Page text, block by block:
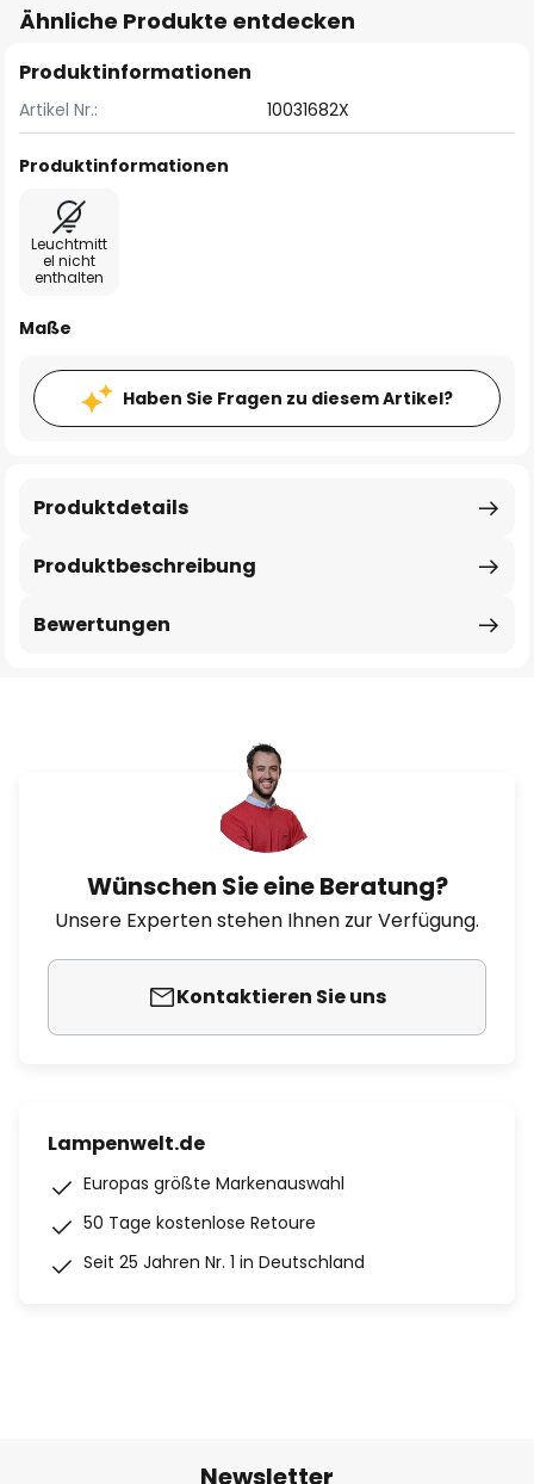
Ähnliche Produkte entdecken
Produktinformationen
Artikel Nr.: 10031682X
Produktinformationen
Leuchtmitt
el nicht
enthalten
Maße
Haben Sie Fragen zu diesem Artikel?
Produktbeschreibung
Produktdetails
Bewertungen
Wünschen Sie eine Beratung?
Unsere Experten stehen Ihnen zur Verfügung.
Kontaktieren Sie uns
Lampenwelt.de
Europas größte Markenauswahl
50 Tage kostenlose Retoure
Seit 25 Jahren Nr. 1 in Deutschland
Newsletter